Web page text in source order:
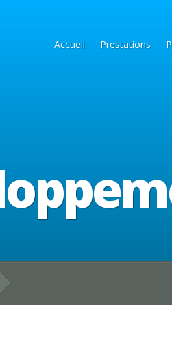
Accueil Prestations